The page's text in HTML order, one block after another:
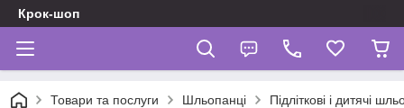
Крок-шоп
Товари та послуги Шльопанці Підліткові і дитячі